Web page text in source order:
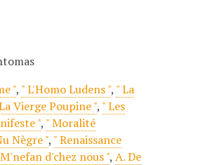
", " L'Homo Ludens ", " La
Vierge Poupine ", " Les
", " Moralité
Nègre ", " Renaissance
d'chez nous ",A. De